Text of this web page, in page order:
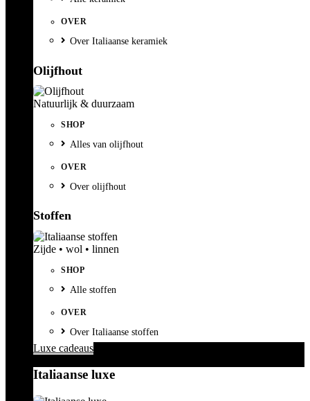
OVER
Over Italiaanse keramiek
Olijfhout
Natuurlijk & duurzaam
SHOP
Alles van olijfhout
OVER
Over olijfhout
Stoffen
Zijde • wol • linnen
SHOP
Alle stoffen
OVER
Over Italiaanse stoffen
Luxe cadeaus
Italiaanse luxe